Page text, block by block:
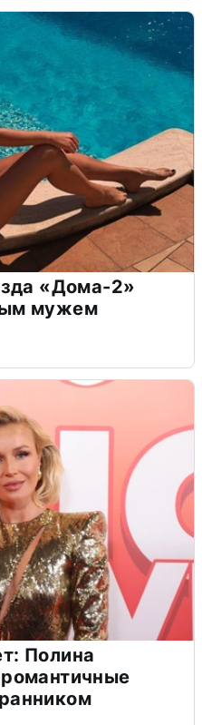
«Дома-2»
мужем
Полина